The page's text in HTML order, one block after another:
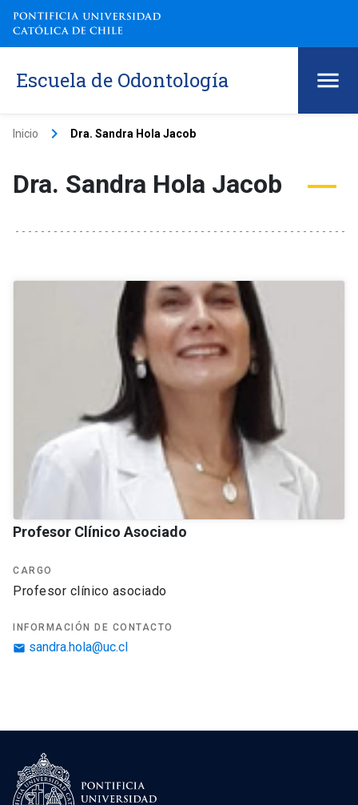
Escuela de Odontología
Inicio keyboard_arrow_right Dra. Sandra Hola Jacob
Dra. Sandra Hola Jacob
Profesor Clínico Asociado
CARGO
profesor clínico asociado
INFORMACIÓN DE CONTACTO
email sandra.hola@uc.cl